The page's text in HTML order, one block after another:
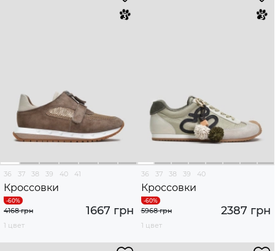
36 37 38 39 40 41
Кроссовки
1667 грн
4168 грн
1 цвет
36 37 38 39 40
Кроссовки
2387 грн
5968 грн
1 цвет